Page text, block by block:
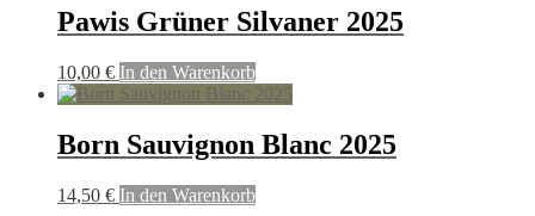
Pawis Grüner Silvaner 2025
10,00 € In den Warenkorb
Born Sauvignon Blanc 2025
14,50 € In den Warenkorb